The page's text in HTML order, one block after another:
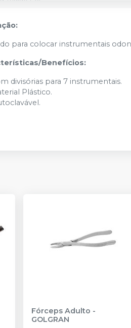
para colocar instrumentais
Benefícios:
divisórias para 7 instrumentais.
Plástico.
Fórceps Adulto -
GOLGRAN